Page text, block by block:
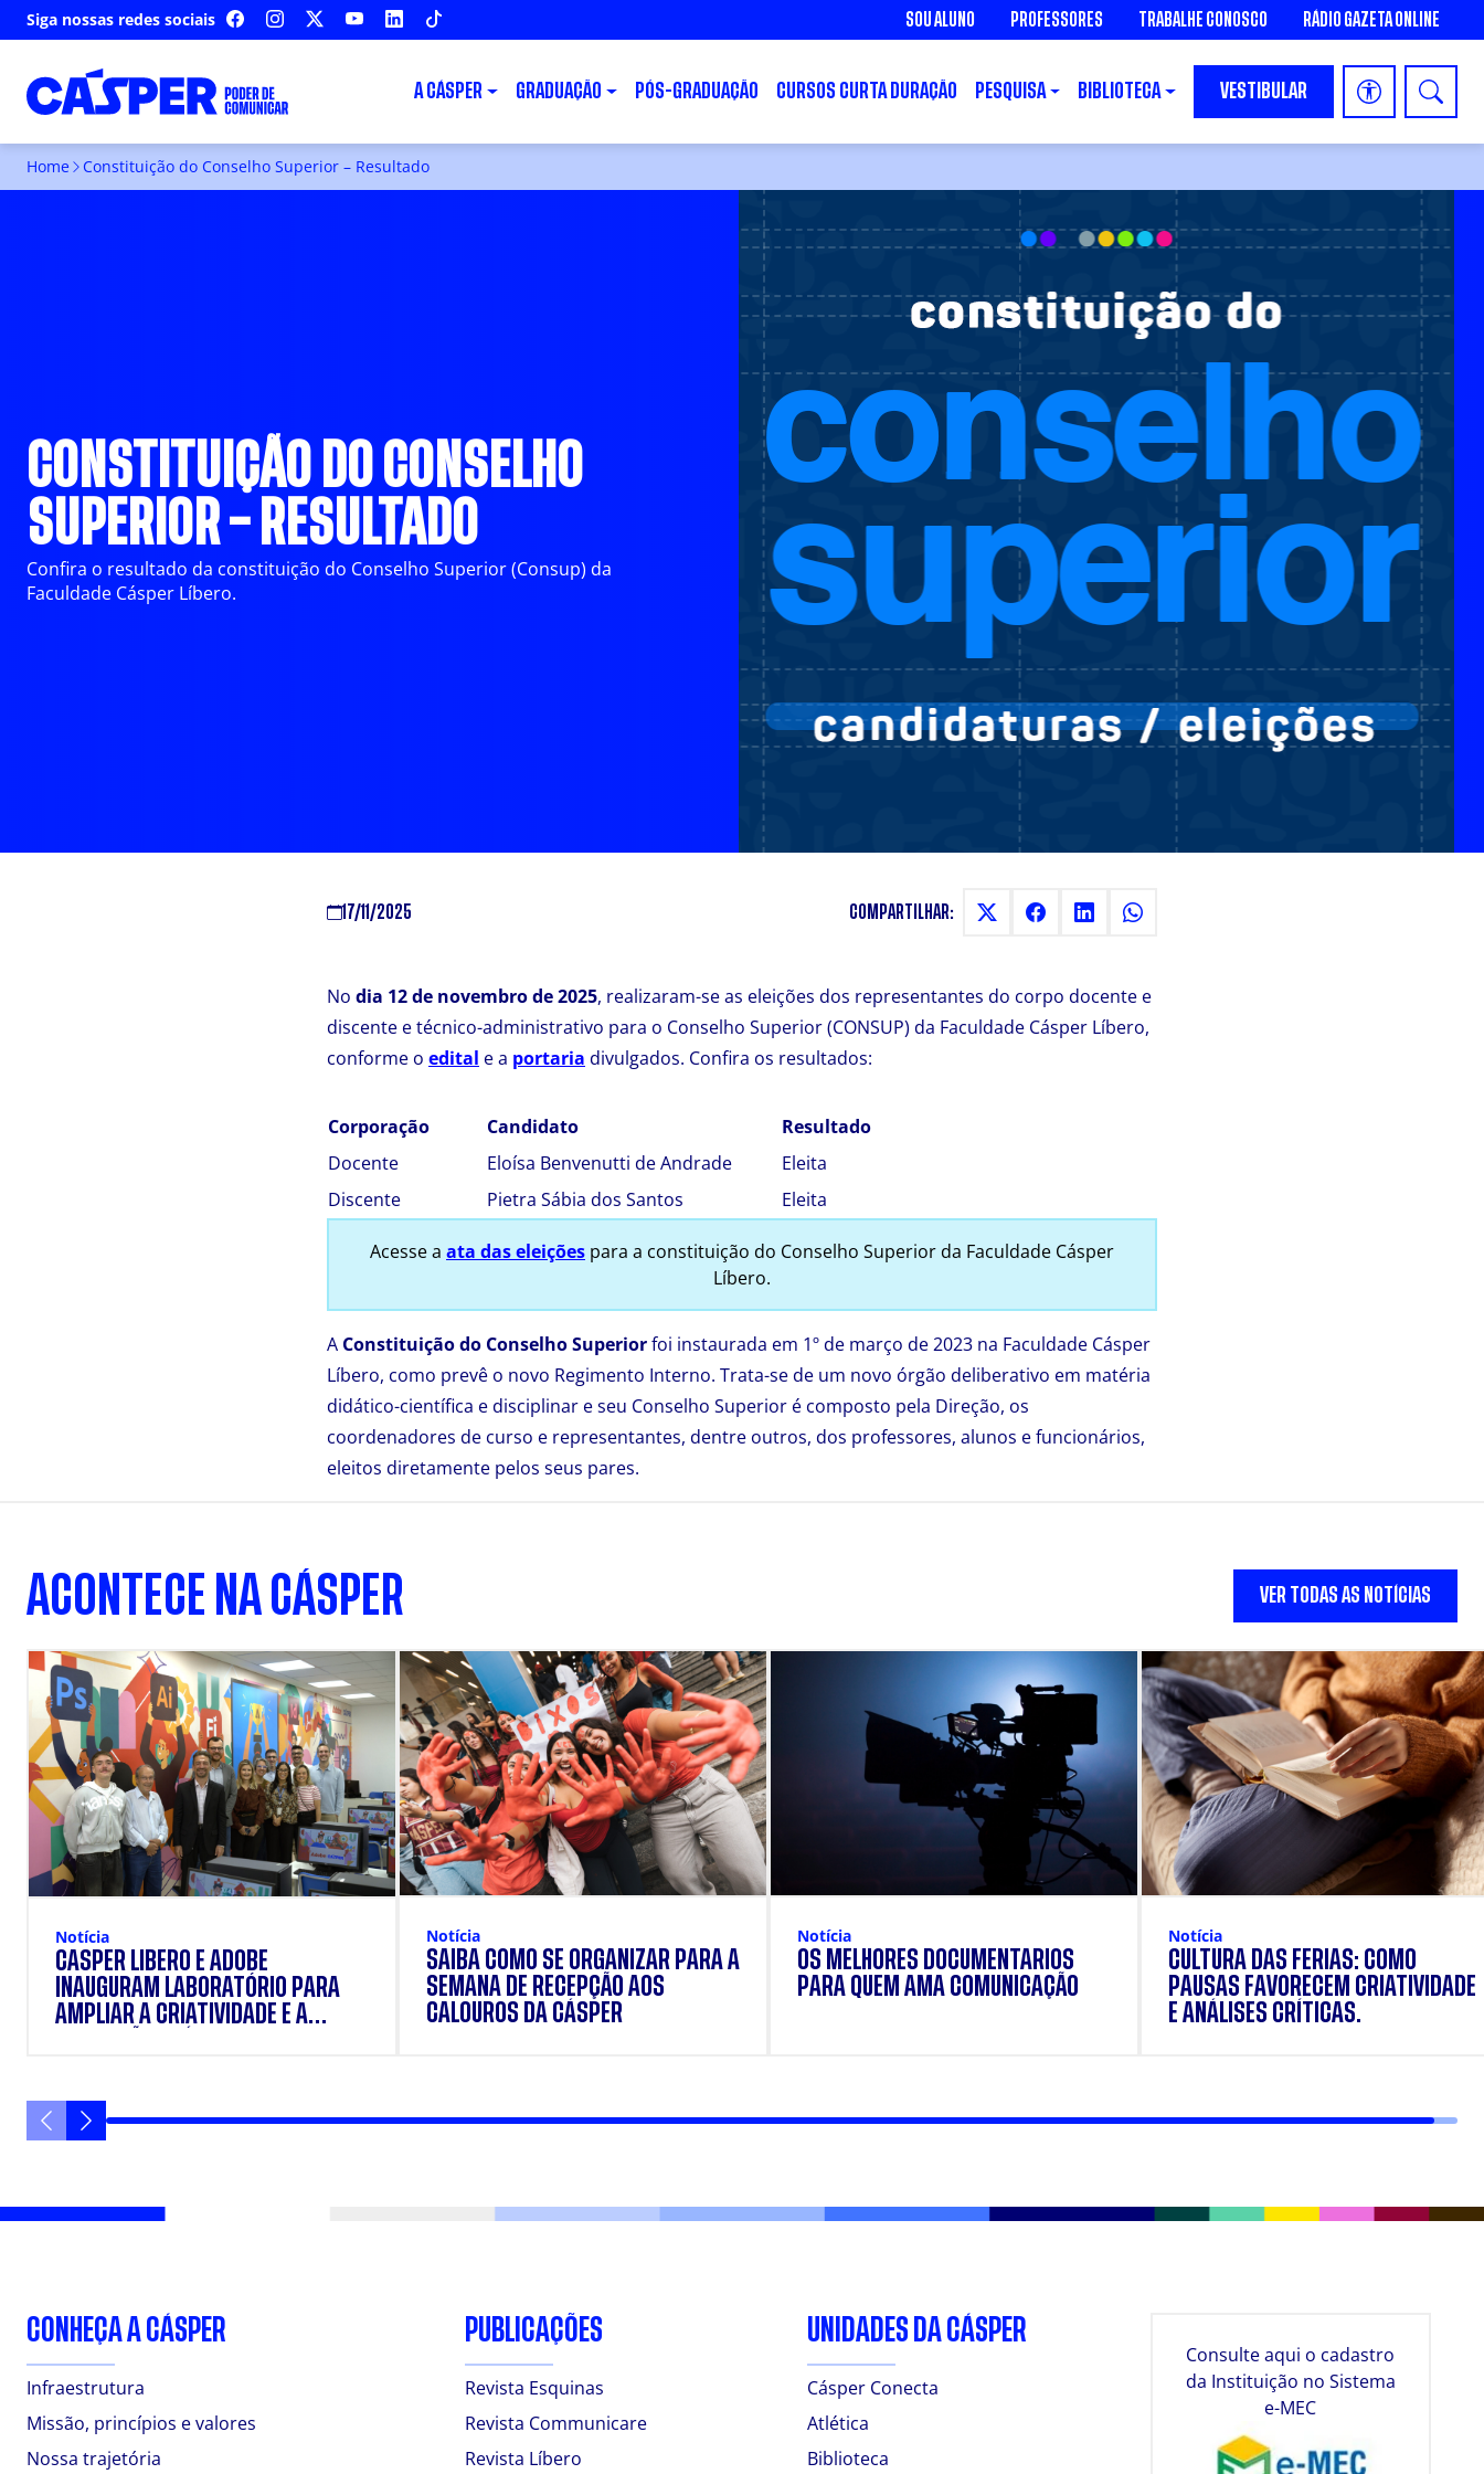
Siga nossas redes sociais FACEBOOKINSTAGRAM YOUTUBELINKEDIN SOU ALUNO PROFESSORES TRABALHE CONOSCO RÁDIO GAZETA ONLINE
A CÁSPER GRADUAÇÃO PÓS-GRADUAÇÃO CURSOS CURTA DURAÇÃO PESQUISA BIBLIOTECA VESTIBULAR
Home Constituição do Conselho Superior – Resultado
CONSTITUIÇÃO DO CONSELHO
SUPERIOR – RESULTADO
Confira o resultado da constituição do Conselho Superior (Consup) da
Faculdade Cásper Líbero.
17/11/2025 COMPARTILHAR:
No dia 12 de novembro de 2025, realizaram-se as eleições dos representantes do corpo docente e
discente e técnico-administrativo para o Conselho Superior (CONSUP) da Faculdade Cásper Líbero,
conforme o edital e a portaria divulgados. Confira os resultados:
Corporação Candidato
Resultado
Docente
Eloísa Benvenutti de Andrade
Eleita
Discente
Pietra Sábia dos Santos Eleita
Acesse a ata das eleições para a constituição do Conselho Superior da Faculdade Cásper
Líbero.
A Constituição do Conselho Superiorfoi instaurada em 1º de março de 2023 na Faculdade Cásper
Líbero, como prevê o novo Regimento Interno. Trata-se de um novo órgão deliberativo em matéria
didático-científica e disciplinar e seu Conselho Superior é composto pela Direção, os
coordenadores de curso e representantes, dentre outros, dos professores, alunos e funcionários,
eleitos diretamente pelos seus pares.
ACONTECE NA CÁSPER VER TODAS AS NOTÍCIAS
Notícia
CÁSPER LÍBERO E ADOBE
INAUGURAM LABORATÓRIO PARA
AMPLIAR A CRIATIVIDADE E A
Notícia
SAIBA COMO SE ORGANIZAR PARA A
SEMANA DE RECEPÇÃO AOS
CALOUROS DA CÁSPER
Notícia
OS MELHORES DOCUMENTÁRIOS
PARA QUEM AMA COMUNICAÇÃO
Notícia
CULTURA DAS FÉRIAS: COMO
PAUSAS FAVORECEM CRIATIVIDADE
E ANÁLISES CRÍTICAS.
CONHEÇA A CÁSPER
Infraestrutura
Missão, princípios e valores
Nossa trajetória
PUBLICAÇÕES
Revista Esquinas
Revista Communicare
Revista Líbero
UNIDADES DA CÁSPER
Cásper Conecta
Atlética
Biblioteca
Consulte aqui o cadastro
da Instituição no Sistema
e-MEC